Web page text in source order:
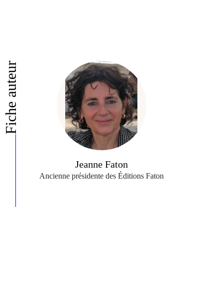
Fiche auteur
Jeanne Faton
Ancienne présidente des Éditions Faton